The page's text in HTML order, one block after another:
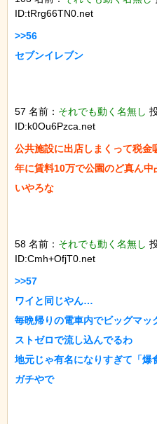
ID:tRrg66TN0.net
>>56
セブンイレブン
57 名前： それでも動く名無し
ID:k0Ou6Pzca.net
公共施設に出店しまくって税金
年に賃料10万で公園のど真ん
いやろな
58 名前： それでも動く名無し
ID:Cmh+OfjT0.net
>>57
ワイと同じやん…
毎晩帰りの電車内でビッグマッ
ストゼロで流し込んでるわ
地元じゃ有名になりすぎて「爆
ガチやで